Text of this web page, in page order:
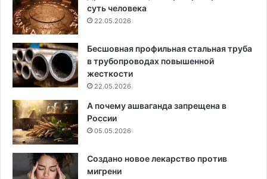
суть человека
22.05.2026
Бесшовная профильная стальная труба
в трубопроводах повышенной
жесткости
22.05.2026
А почему ашваганда запрещена в
России
05.05.2026
Создано новое лекарство против
мигрени